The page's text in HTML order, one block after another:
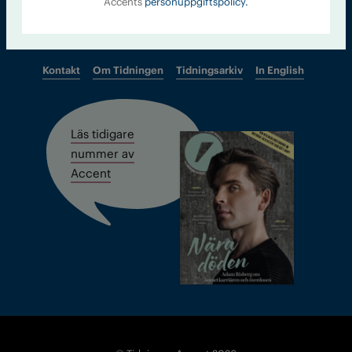
Kontakt Om Tidningen Tidningsarkiv In English
Läs tidigare
nummer av
Accent